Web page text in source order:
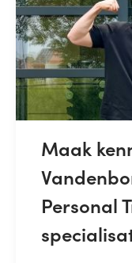
Maak
Personal